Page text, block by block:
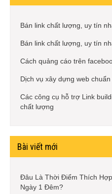
Bán link chất lượng, uy tín
Bán link chất lượng, uy tín
Cách quảng cáo trên
Dịch vụ xây dựng web
Các công cụ hỗ trợ Link
chất lượng
Bài viết mới
Đâu Là Thời Điểm Thích
Ngày 1 Đêm?